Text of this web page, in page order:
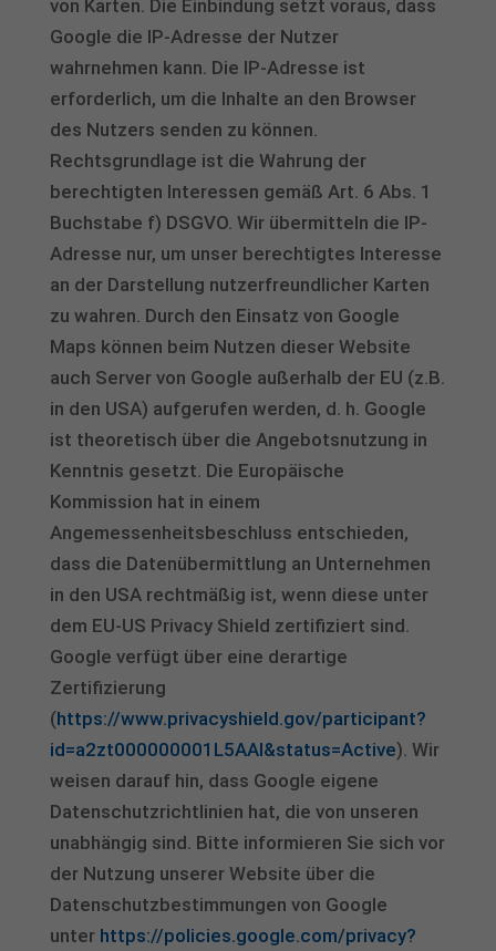
von Karten. Die Einbindung setzt voraus, dass
Google die IP-Adresse der Nutzer
wahrnehmen kann. Die IP-Adresse ist
erforderlich, um die Inhalte an den Browser
des Nutzers senden zu können.
Rechtsgrundlage ist die Wahrung der
berechtigten Interessen gemäß Art. 6 Abs. 1
Buchstabe f) DSGVO. Wir übermitteln die IP-
Adresse nur, um unser berechtigtes Interesse
an der Darstellung nutzerfreundlicher Karten
zu wahren. Durch den Einsatz von Google
Maps können beim Nutzen dieser Website
auch Server von Google außerhalb der EU (z.B.
in den USA) aufgerufen werden, d. h. Google
ist theoretisch über die Angebotsnutzung in
Kenntnis gesetzt. Die Europäische
Kommission hat in einem
Angemessenheitsbeschluss entschieden,
dass die Datenübermittlung an Unternehmen
in den USA rechtmäßig ist, wenn diese unter
dem EU-US Privacy Shield zertifiziert sind.
Google verfügt über eine derartige
Zertifizierung
(https://www.privacyshield.gov/participant?
id=a2zt000000001L5AAI&status=Active). Wir
weisen darauf hin, dass Google eigene
Datenschutzrichtlinien hat, die von unseren
unabhängig sind. Bitte informieren Sie sich vor
der Nutzung unserer Website über die
Datenschutzbestimmungen von Google
unter https://policies.google.com/privacy?